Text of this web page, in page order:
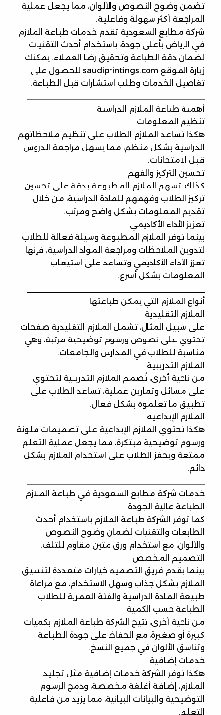
تضمن وضوح النصوص والألوان، مما يجعل عملية
المراجعة أكثر سهولة وفاعلية.
شركة مطابع السعودية تقدم خدمات طباعة الملازم
في الرياض بأعلى جودة، باستخدام أحدث التقنيات
لضمان دقة الطباعة وتحقيق رضا العملاء. يمكنك
زيارة الموقع saudiprintings.com للحصول على
تفاصيل الخدمات وطلب استشارات قبل الطباعة.
أهمية طباعة الملازم الدراسية
تنظيم المعلومات
هكذا تساعد الملازم الطلاب على تنظيم ملاحظاتهم
الدراسية بشكل منظم، مما يسهل مراجعة الدروس
قبل الامتحانات.
تحسين التركيز والفهم
كذلك، تسهم الملازم المطبوعة بدقة على تحسين
تركيز الطلاب وفهمهم للمادة الدراسية، من خلال
تقديم المعلومات بشكل واضح ومرتب.
تعزيز الأداء الأكاديمي
بينما توفر الملازم المطبوعة وسيلة فعالة للطلاب
لتدوين الملاحظات ومراجعة المواد الدراسية، فإنها
تعزز الأداء الأكاديمي وتساعد على استيعاب
المعلومات بشكل أسرع.
أنواع الملازم التي يمكن طباعتها
الملازم التقليدية
على سبيل المثال، تشمل الملازم التقليدية صفحات
تحتوي على نصوص ورسوم توضيحية مرتبة، وهي
مناسبة للطلاب في المدارس والجامعات.
الملازم التدريبية
من ناحية أخرى، تُصمم الملازم التدريبية لتحتوي
على مسائل وتمارين عملية، تساعد الطلاب على
تطبيق ما تعلموه بشكل فعال.
الملازم الإبداعية
هكذا تحتوي الملازم الإبداعية على تصميمات ملونة
ورسوم توضيحية مبتكرة، مما يجعل عملية التعلم
ممتعة ويحفز الطلاب على استخدام الملازم بشكل
دائم.
خدمات شركة مطابع السعودية في طباعة الملازم
الطباعة عالية الجودة
كما توفر الشركة طباعة الملازم باستخدام أحدث
الطابعات والتقنيات لضمان وضوح النصوص
والألوان، مع استخدام ورق متين مقاوم للتلف.
التصميم المخصص
بينما يقدم فريق التصميم خيارات متعددة لتنسيق
الملازم بشكل جذاب وسهل الاستخدام، مع مراعاة
طبيعة المادة الدراسية والفئة العمرية للطلاب.
الطباعة حسب الكمية
من ناحية أخرى، تتيح الشركة طباعة الملازم بكميات
كبيرة أو صغيرة، مع الحفاظ على جودة الطباعة
وتناسق الألوان في جميع النسخ.
خدمات إضافية
هكذا توفر الشركة خدمات إضافية مثل تجليد
الملازم، إضافة أغلفة مخصصة، ودمج الرسوم
التوضيحية والبيانات البيانية، مما يزيد من فاعلية
التعلم.